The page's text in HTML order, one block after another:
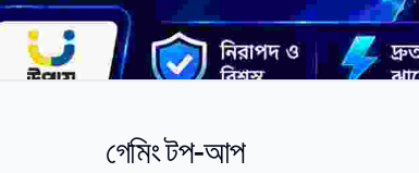
গেমিং টপ-আপ